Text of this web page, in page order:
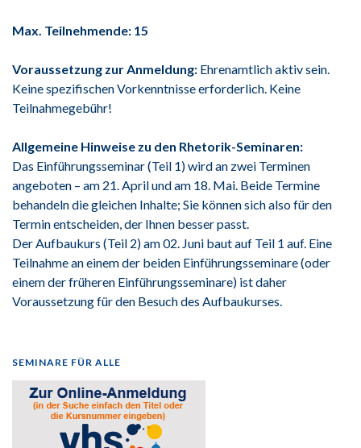
Max. Teilnehmende: 15
Voraussetzung zur Anmeldung: Ehrenamtlich aktiv sein.
Keine spezifischen Vorkenntnisse erforderlich. Keine
Teilnahmegebühr!
Allgemeine Hinweise zu den Rhetorik-Seminaren:
Das Einführungsseminar (Teil 1) wird an zwei Terminen
angeboten – am 21. April und am 18. Mai. Beide Termine
behandeln die gleichen Inhalte; Sie können sich also für den
Termin entscheiden, der Ihnen besser passt.
Der Aufbaukurs (Teil 2) am 02. Juni baut auf Teil 1 auf. Eine
Teilnahme an einem der beiden Einführungsseminare (oder
einem der früheren Einführungsseminare) ist daher
Voraussetzung für den Besuch des Aufbaukurses.
SEMINARE FÜR ALLE